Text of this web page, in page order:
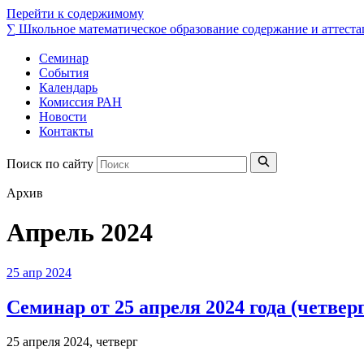
Перейти к содержимому
∑ Школьное математическое образование содержание и
Семинар
События
Календарь
Комиссия РАН
Новости
Контакты
Поиск по сайту
Архив
Апрель 2024
25 апр 2024
Семинар от 25 апреля 2024 года
25 апреля 2024, четверг